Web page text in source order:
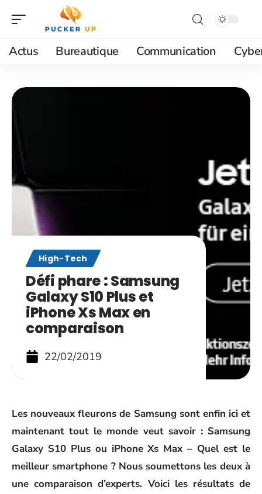
Actus Bureautique Communication
High-Tech
Défi phare : Samsung
Galaxy S10 Plus et
iPhone Xs Max en
comparaison
22/02/2019
Les nouveaux fleurons de Samsungsont enfin ici et
maintenant tout le monde veut savoir : Samsung
Galaxy S10 Plus ou iPhone Xs Max – Quel est le
meilleur smartphone ? Nous soumettons les deux à
une comparaison d’experts. Voici les résultats de